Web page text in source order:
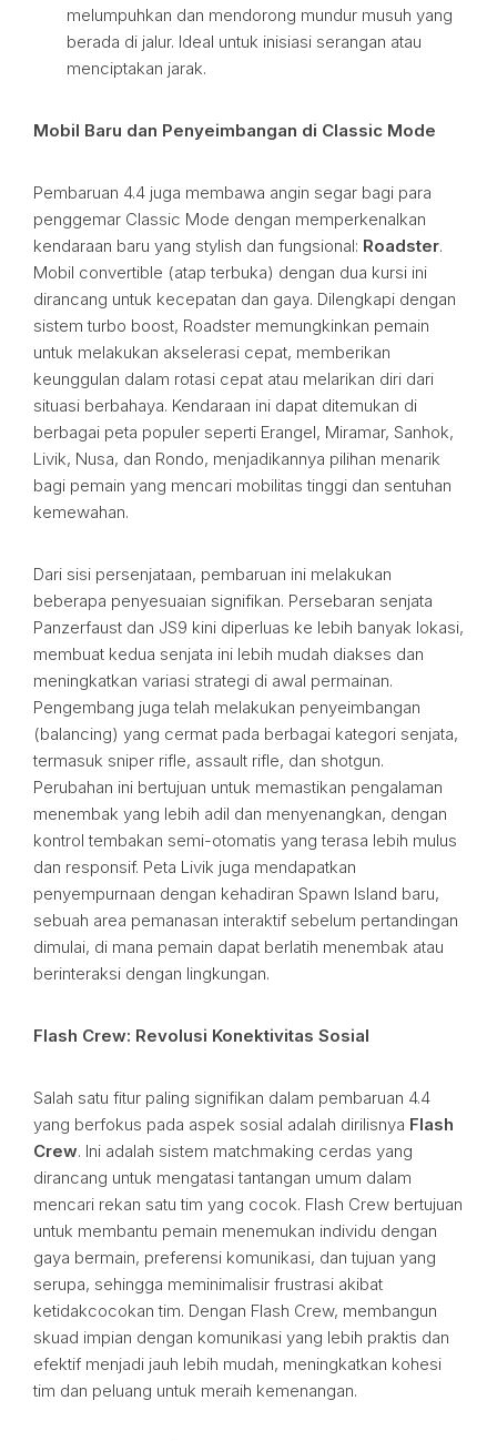
melumpuhkan dan mendorong mundur musuh yang
berada di jalur. Ideal untuk inisiasi serangan atau
menciptakan jarak.
Mobil Baru dan Penyeimbangan di Classic Mode
Pembaruan 4.4 juga membawa angin segar bagi para
penggemar Classic Mode dengan memperkenalkan
kendaraan baru yang stylish dan fungsional: Roadster.
Mobil convertible (atap terbuka) dengan dua kursi ini
dirancang untuk kecepatan dan gaya. Dilengkapi dengan
sistem turbo boost, Roadster memungkinkan pemain
untuk melakukan akselerasi cepat, memberikan
keunggulan dalam rotasi cepat atau melarikan diri dari
situasi berbahaya. Kendaraan ini dapat ditemukan di
berbagai peta populer seperti Erangel, Miramar, Sanhok,
Livik, Nusa, dan Rondo, menjadikannya pilihan menarik
bagi pemain yang mencari mobilitas tinggi dan sentuhan
kemewahan.
Dari sisi persenjataan, pembaruan ini melakukan
beberapa penyesuaian signifikan. Persebaran senjata
Panzerfaust dan JS9 kini diperluas ke lebih banyak lokasi,
membuat kedua senjata ini lebih mudah diakses dan
meningkatkan variasi strategi di awal permainan.
Pengembang juga telah melakukan penyeimbangan
(balancing) yang cermat pada berbagai kategori senjata,
termasuk sniper rifle, assault rifle, dan shotgun.
Perubahan ini bertujuan untuk memastikan pengalaman
menembak yang lebih adil dan menyenangkan, dengan
kontrol tembakan semi-otomatis yang terasa lebih mulus
dan responsif. Peta Livik juga mendapatkan
penyempurnaan dengan kehadiran Spawn Island baru,
sebuah area pemanasan interaktif sebelum pertandingan
dimulai, di mana pemain dapat berlatih menembak atau
berinteraksi dengan lingkungan.
Flash Crew: Revolusi Konektivitas Sosial
Salah satu fitur paling signifikan dalam pembaruan 4.4
yang berfokus pada aspek sosial adalah dirilisnya Flash
Crew. Ini adalah sistem matchmaking cerdas yang
dirancang untuk mengatasi tantangan umum dalam
mencari rekan satu tim yang cocok. Flash Crew bertujuan
untuk membantu pemain menemukan individu dengan
gaya bermain, preferensi komunikasi, dan tujuan yang
serupa, sehingga meminimalisir frustrasi akibat
ketidakcocokan tim. Dengan Flash Crew, membangun
skuad impian dengan komunikasi yang lebih praktis dan
efektif menjadi jauh lebih mudah, meningkatkan kohesi
tim dan peluang untuk meraih kemenangan.